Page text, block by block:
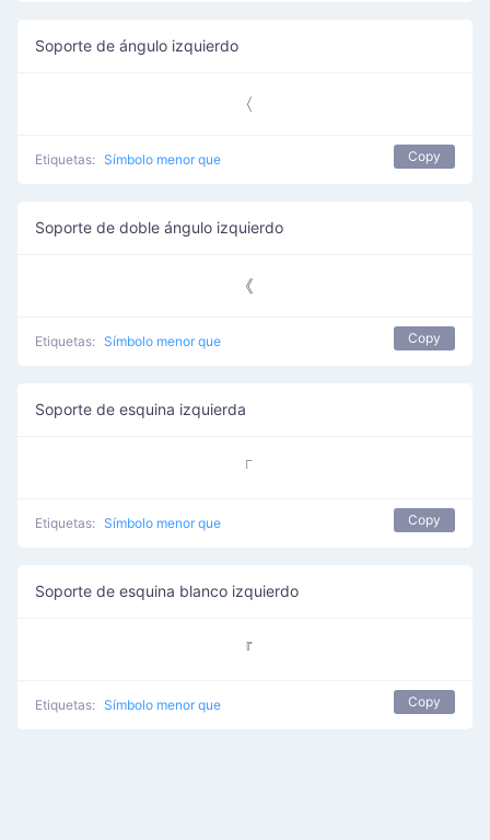
Soporte de ángulo izquierdo
〈
Etiquetas: Símbolo menor que Copy
Soporte de doble ángulo izquierdo
《
Etiquetas: Símbolo menor que Copy
Soporte de esquina izquierda
「
Etiquetas: Símbolo menor que Copy
Soporte de esquina blanco izquierdo
『
Etiquetas: Símbolo menor que Copy